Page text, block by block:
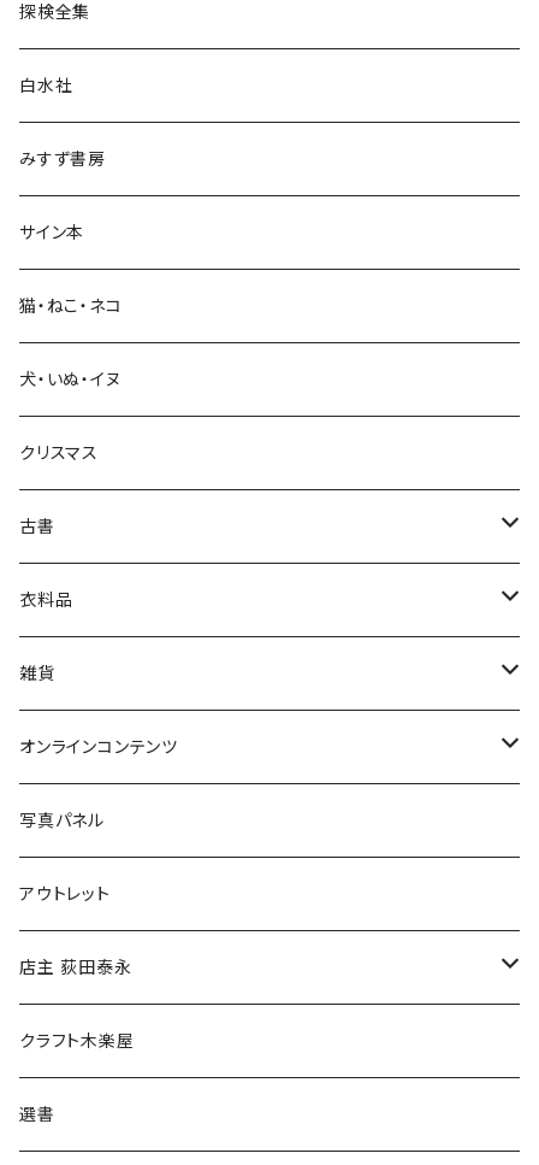
言語・ことば
生活・暮らし
芸術・絵画・写真
絵本・児童書
娯楽・エンターテインメント
探検全集
白水社
みすず書房
サイン本
猫・ねこ・ネコ
犬・いぬ・イヌ
クリスマス
古書
古書セット
美術
衣料品
POLEWARDS
Tシャツ
雑貨
バッグ
ブックカバー
マグカップ
傘
食料品
その他
オンラインコンテンツ
冒険クロストーク
写真パネル
アウトレット
店主 荻田泰永
書籍
ウェア
クラフト木楽屋
選書